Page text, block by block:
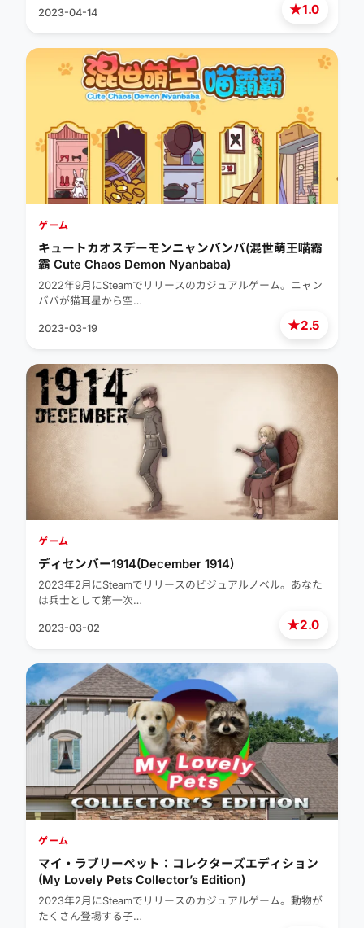
★1.0
2023-04-14
★2.5
ゲーム
キュートカオスデーモンニャンバンバ(混世萌王喵霸
霸 Cute Chaos Demon Nyanbaba)
2022年9月にSteamでリリースのカジュアルゲーム。ニャン
ババが猫耳星から空…
2023-03-19
★2.0
ゲーム
ディセンバー1914(December 1914)
2023年2月にSteamでリリースのビジュアルノベル。あなた
は兵士として第一次…
2023-03-02
ゲーム
マイ・ラブリーペット：コレクターズエディション
(My Lovely Pets Collector’s Edition)
2023年2月にSteamでリリースのカジュアルゲーム。動物が
たくさん登場する子…